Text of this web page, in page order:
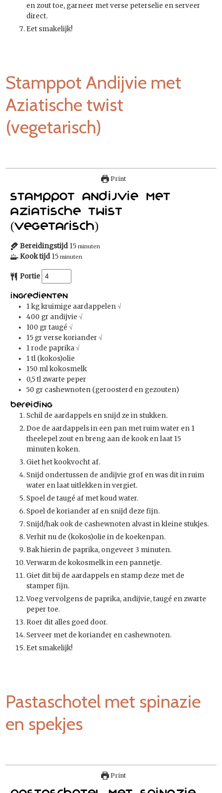
en zout toe, garneer met verse peterselie en serveer
direct.
Eet smakelijk!
Stamppot Andijvie met
Aziatische twist
(vegetarisch)
Print
Stamppot Andijvie met
Aziatische twist
(vegetarisch)
Bereidingstijd 15 minuten
Kook tijd 15 minuten
Portie
Ingredienten
1kgkruimige aardappelen√
400 gr andijvie √
100 gr taugé √
15 gr verse koriander √
1rode paprika√
1tl (kokos)olie
150 mlkokosmelk
0,5tlzwarte peper
50 gr cashewnoten (geroosterd en gezouten)
Bereiding
Schil de aardappels en snijd ze in stukken.
Doe de aardappels in een pan met ruim water en 1
theelepel zout en breng aan de kook en laat 15
minuten koken.
Giet het kookvocht af.
Snijd ondertussen de andijvie grof en was dit in ruim
water en laat uitlekken in vergiet.
Spoel de taugé af met koud water.
Spoel de koriander af en snijd deze fijn.
Snijd/hak ook de cashewnoten alvast in kleine stukjes.
Verhit nu de (kokos)olie in de koekenpan.
Bak hierin de paprika, ongeveer 3 minuten.
Verwarm de kokosmelk in een pannetje.
Giet dit bij de aardappels en stamp deze met de
stamper fijn.
Voeg vervolgens de paprika, andijvie, taugé en zwarte
peper toe.
Roer dit alles goed door.
Serveer met de koriander en cashewnoten.
Eet smakelijk!
Pastaschotel met spinazie
en spekjes
Print